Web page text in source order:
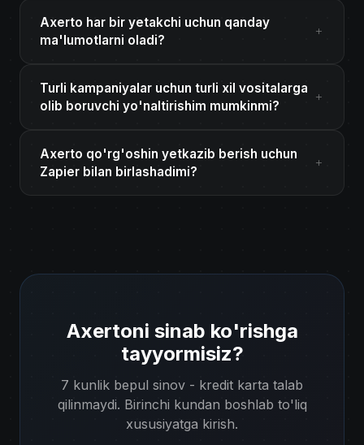
Axerto har bir yetakchi uchun qanday
ma'lumotlarni oladi?
Turli kampaniyalar uchun turli xil vositalarga
olib boruvchi yo'naltirishim mumkinmi?
Axerto qo'rg'oshin yetkazib berish uchun
Zapier bilan birlashadimi?
Axertoni sinab ko'rishga
tayyormisiz?
7 kunlik bepul sinov - kredit karta talab
qilinmaydi. Birinchi kundan boshlab to'liq
xususiyatga kirish.